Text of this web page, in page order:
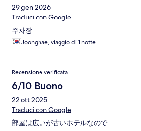
29 gen 2026
Traduci con Google
주차장
Joonghae, viaggio di 1 notte
Recensione verificata
6/10 Buono
22 ott 2025
Traduci con Google
部屋は広いが古いホテルなので